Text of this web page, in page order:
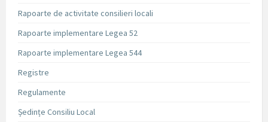
Rapoarte de activitate consilieri locali
Rapoarte implementare Legea 52
Rapoarte implementare Legea 544
Registre
Regulamente
Ședințe Consiliu Local